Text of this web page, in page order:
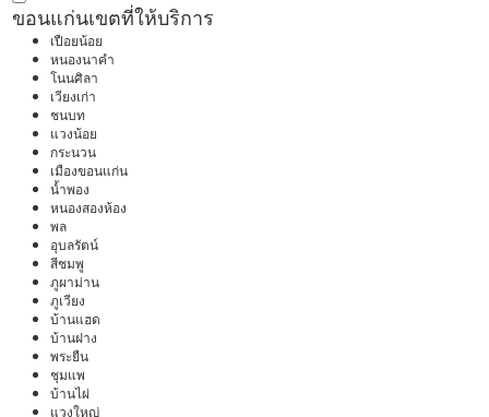
ขอนแก่นเขตที่ให้บริการ
เปือยน้อย
หนองนาคำ
โนนศิลา
เวียงเก่า
ชนบท
แวงน้อย
กระนวน
เมืองขอนแก่น
น้ำพอง
หนองสองห้อง
พล
อุบลรัตน์
สีชมพู
ภูผาม่าน
ภูเวียง
บ้านแฮด
บ้านฝาง
พระยืน
ชุมแพ
บ้านไผ่
แวงใหญ่